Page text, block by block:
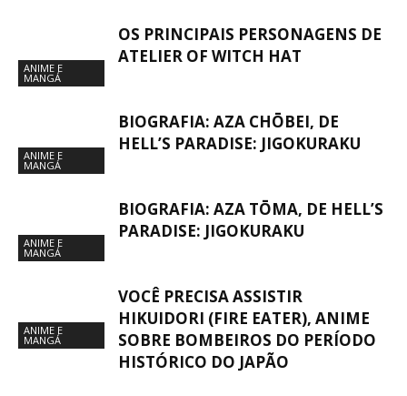
ANIME E
MANGÁ
OS PRINCIPAIS PERSONAGENS DE
ATELIER OF WITCH HAT
ANIME E
MANGÁ
BIOGRAFIA: AZA CHŌBEI, DE
HELL’S PARADISE: JIGOKURAKU
ANIME E
MANGÁ
BIOGRAFIA: AZA TŌMA, DE HELL’S
PARADISE: JIGOKURAKU
ANIME E
MANGÁ
VOCÊ PRECISA ASSISTIR
HIKUIDORI (FIRE EATER), ANIME
SOBRE BOMBEIROS DO PERÍODO
HISTÓRICO DO JAPÃO